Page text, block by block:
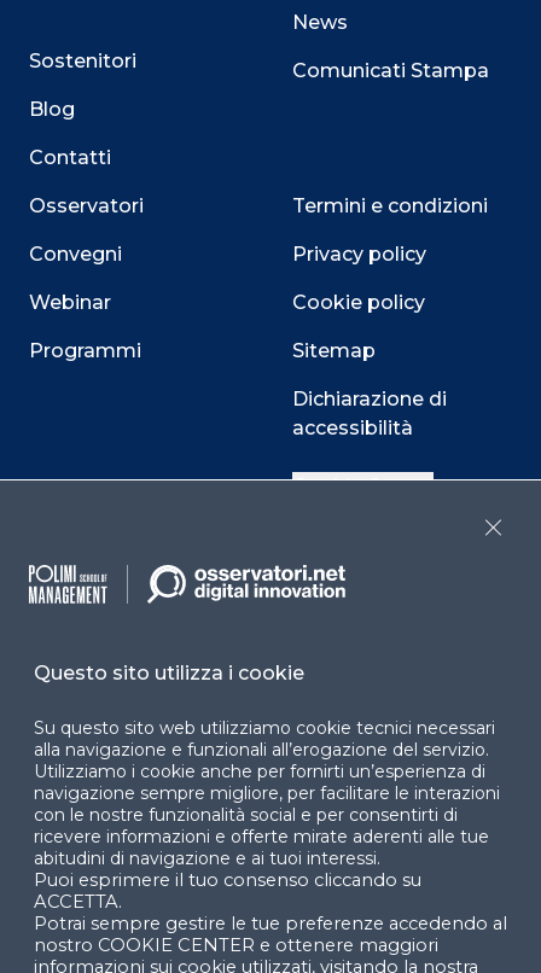
Sostenitori
Blog
Contatti
Osservatori
Convegni
Webinar
Programmi
News
Comunicati Stampa
Termini e condizioni
Privacy policy
Cookie policy
Sitemap
Dichiarazione di
accessibilità
Cookie Center
Facebook LinkedIn
© 2024 Copyright © Politecnico di Milano Dipartimento
di Ingegneria Gestionale
Questo sito utilizza i cookie
Su questo sito web utilizziamo cookie tecnici necessari
alla navigazione e funzionali all’erogazione del servizio.
Utilizziamo i cookie anche per fornirti un’esperienza di
navigazione sempre migliore, per facilitare le interazioni
con le nostre funzionalità social e per consentirti di
ricevere informazioni e offerte mirate aderenti alle tue
abitudini di navigazione e ai tuoi interessi.
Puoi esprimere il tuo consenso cliccando su
ACCETTA.
Potrai sempre gestire le tue preferenze accedendo al
nostro COOKIE CENTER e ottenere maggiori
informazioni sui cookie utilizzati, visitando la nostra